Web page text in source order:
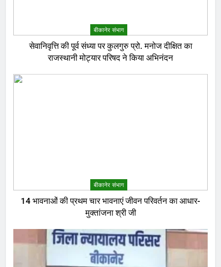
बीकानेर संभाग
सेवानिवृत्ति की पूर्व संध्या पर कुलगुरु प्रो. मनोज दीक्षित का
राजस्थानी मोट्यार परिषद ने किया अभिनंदन
बीकानेर संभाग
14 भावनाओं की प्रथम चार भावनाएं जीवन परिवर्तन का आधार-
मुक्तांजना श्री जी